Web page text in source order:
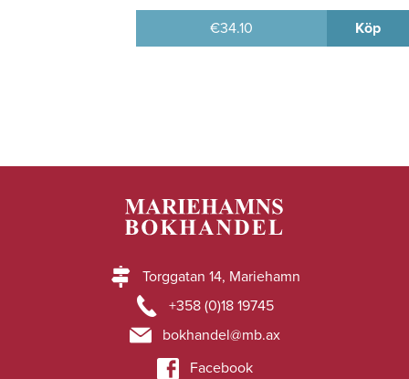
€34.10 Köp
Torggatan 14, Mariehamn
+358 (0)18 19745
bokhandel@mb.ax
Facebook